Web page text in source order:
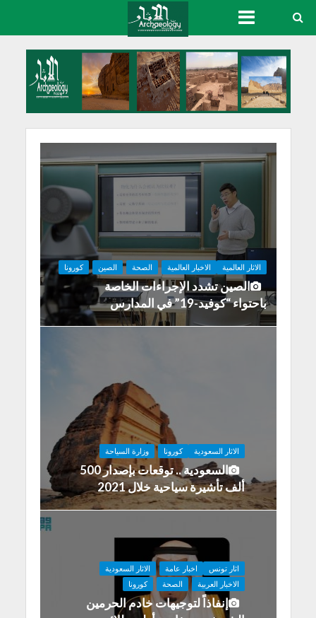
الاثار العالمية الاخبار العالمية الصحة الصين كورونا
الصين تشدد الإجراءات الخاصة
باحتواء “كوفيد-19” في المدارس
الاثار السعودية كورونا وزارة السياحة
السعودية .. توقعات بإصدار 500
ألف تأشيرة سياحية خلال 2021
اثار تونس اخبار عامة
الاثار السعودية
الاخبار العربية
الصحة كورونا
إنفاذاً لتوجيهات خادم الحرمين